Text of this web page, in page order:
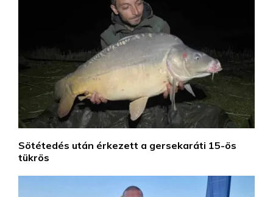
Sötétedés után érkezett a gersekaráti 15-ös
tükrös